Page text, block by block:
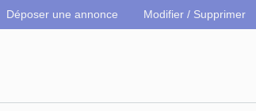
Déposer une annonce Modifier / Supprimer